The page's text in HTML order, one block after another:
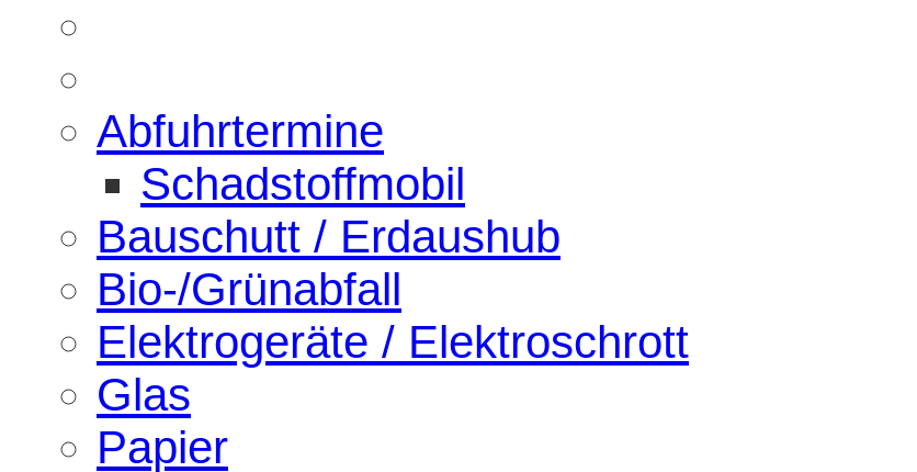
Abfuhrtermine
Schadstoffmobil
Bauschutt / Erdaushub
Bio-/Grünabfall
Elektrogeräte / Elektroschrott
Glas
Papier